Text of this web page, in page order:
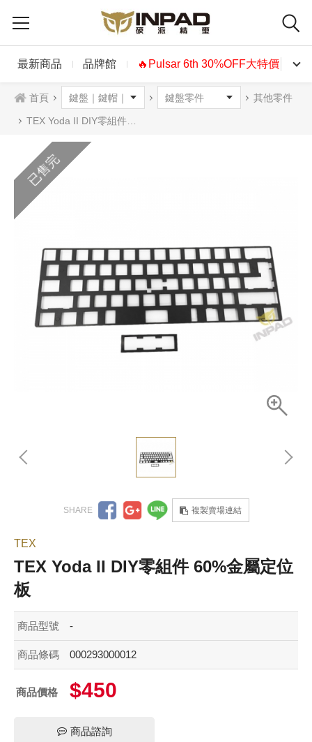
最新商品 品牌館 🔥Pulsar 6th 30%OFF大特價🔥
首頁 其他零件
TEX Yoda II DIY零組件 60%金屬定位板
已售完
複製賣場連結
TEX
TEX Yoda II DIY零組件 60%金屬定位
板
商品型號 -
商品條碼 000293000012
商品價格 $450
商品諮詢